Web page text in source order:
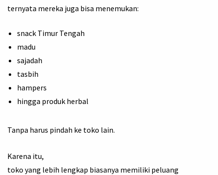
ternyata mereka juga bisa menemukan:
snack Timur Tengah
madu
sajadah
tasbih
hampers
hingga produk herbal
Tanpa harus pindah ke toko lain.
Karena itu,
toko yang lebih lengkap biasanya memiliki peluang